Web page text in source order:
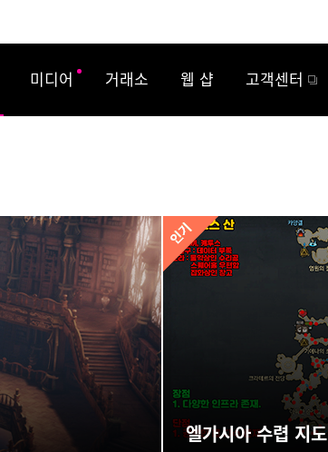
미디어 거래소 웹 샵 고객센터
엘가시아 수렵 지도